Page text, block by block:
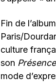
Fin de
Paris/
culture
son
mode